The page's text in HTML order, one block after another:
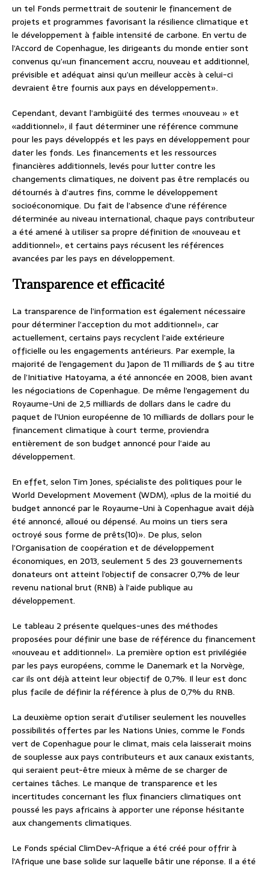
un tel Fonds permettrait de soutenir le financement de
projets et programmes favorisant la résilience climatique et
le développement à faible intensité de carbone. En vertu de
l’Accord de Copenhague, les dirigeants du monde entier sont
convenus qu’«un financement accru, nouveau et additionnel,
prévisible et adéquat ainsi qu’un meilleur accès à celui-ci
devraient être fournis aux pays en développement».
Cependant, devant l’ambigüité des termes «nouveau » et
«additionnel», il faut déterminer une référence commune
pour les pays développés et les pays en développement pour
dater les fonds. Les financements et les ressources
financières additionnels, levés pour lutter contre les
changements climatiques, ne doivent pas être remplacés ou
détournés à d’autres fins, comme le développement
socioéconomique. Du fait de l’absence d’une référence
déterminée au niveau international, chaque pays contributeur
a été amené à utiliser sa propre définition de «nouveau et
additionnel», et certains pays récusent les références
avancées par les pays en développement.
Transparence et efficacité
La transparence de l’information est également nécessaire
pour déterminer l’acception du mot additionnel», car
actuellement, certains pays recyclent l’aide extérieure
officielle ou les engagements antérieurs. Par exemple, la
majorité de l’engagement du Japon de 11 milliards de $ au titre
de l’Initiative Hatoyama, a été annoncée en 2008, bien avant
les négociations de Copenhague. De même l’engagement du
Royaume-Uni de 2,5 milliards de dollars dans le cadre du
paquet de l’Union européenne de 10 milliards de dollars pour le
financement climatique à court terme, proviendra
entièrement de son budget annoncé pour l’aide au
développement.
En effet, selon Tim Jones, spécialiste des politiques pour le
World Development Movement (WDM), «plus de la moitié du
budget annoncé par le Royaume-Uni à Copenhague avait déjà
été annoncé, alloué ou dépensé. Au moins un tiers sera
octroyé sous forme de prêts(10)». De plus, selon
l’Organisation de coopération et de développement
économiques, en 2013, seulement 5 des 23 gouvernements
donateurs ont atteint l’objectif de consacrer 0,7% de leur
revenu national brut (RNB) à l’aide publique au
développement.
Le tableau 2 présente quelques-unes des méthodes
proposées pour définir une base de référence du financement
«nouveau et additionnel». La première option est privilégiée
par les pays européens, comme le Danemark et la Norvège,
car ils ont déjà atteint leur objectif de 0,7%. Il leur est donc
plus facile de définir la référence à plus de 0,7% du RNB.
La deuxième option serait d’utiliser seulement les nouvelles
possibilités offertes par les Nations Unies, comme le Fonds
vert de Copenhague pour le climat, mais cela laisserait moins
de souplesse aux pays contributeurs et aux canaux existants,
qui seraient peut-être mieux à même de se charger de
certaines tâches. Le manque de transparence et les
incertitudes concernant les flux financiers climatiques ont
poussé les pays africains à apporter une réponse hésitante
aux changements climatiques.
Le Fonds spécial ClimDev-Afrique a été créé pour offrir à
l’Afrique une base solide sur laquelle bâtir une réponse. Il a été